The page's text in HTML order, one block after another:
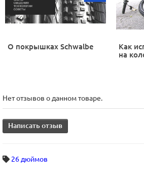
О покрышках Schwalbe
Как
на
Нет отзывов о данном товаре.
Написать отзыв
26 дюймов